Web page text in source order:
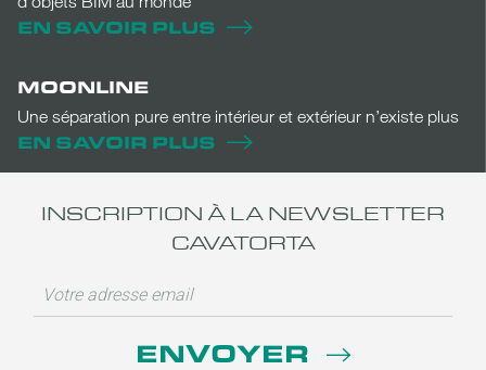
EN SAVOIR PLUS
MOONLINE
Une séparation pure entre intérieur et extérieur n’existe plus
EN SAVOIR PLUS
INSCRIPTION À LA NEWSLETTER
CAVATORTA
ENVOYER